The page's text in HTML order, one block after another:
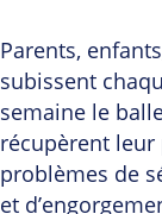
Parents,
subissent
semaine le
récupèrent leur
problèmes de
et